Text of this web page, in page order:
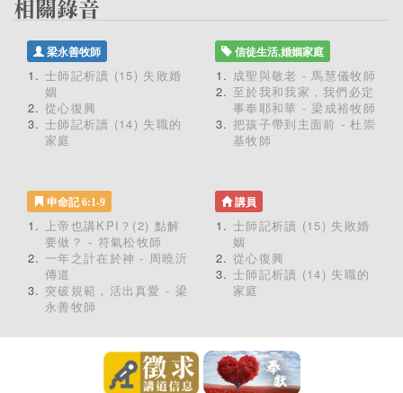
梁永善牧師
士師記析讀 (15) 失敗婚
姻
從心復興
士師記析讀 (14) 失職的
家庭
信徒生活,婚姻家庭
成聖與敬老 - 馬慧儀牧師
至於我和我家，我們必定
事奉耶和華 - 梁成裕牧師
把孩子帶到主面前 - 杜崇
基牧師
申命記 6:1-9
上帝也講KPI？(2) 點解
要做？ - 符氣松牧師
一年之計在於神 - 周曉沂
傳道
突破規範，活出真愛 - 梁
永善牧師
講員
士師記析讀 (15) 失敗婚
姻
從心復興
士師記析讀 (14) 失職的
家庭